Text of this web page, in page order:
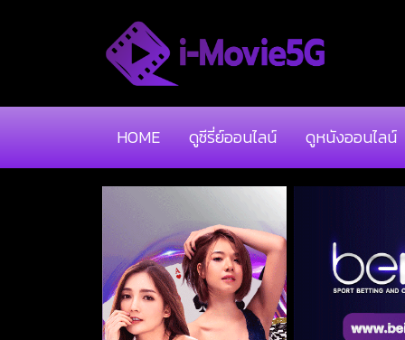
HOME ดูซีรี่ย์ออนไลน์ ดูหนังออนไลน์